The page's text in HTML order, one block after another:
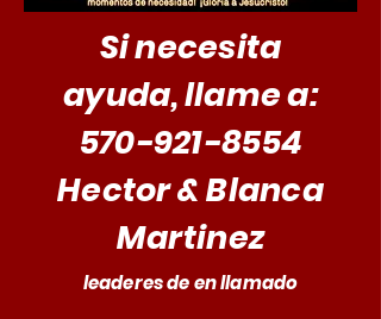
Si necesita
ayuda, llame a:
570-921-8554
Hector & Blanca
Martinez
leaderes de en llamado